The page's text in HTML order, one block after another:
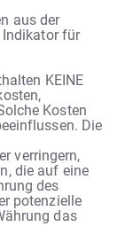
aus der
für
KEINE
Kosten
Die
verringern,
die auf eine
des
potenzielle
das